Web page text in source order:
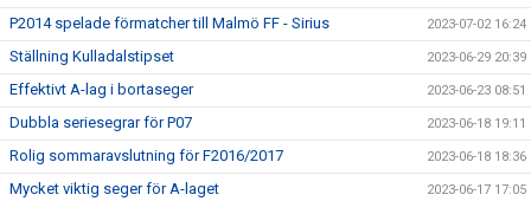
P2014 spelade förmatcher till Malmö FF - Sirius 2023-07-02 16:24
Ställning Kulladalstipset 2023-06-29 20:39
Effektivt A-lag i bortaseger 2023-06-23 08:51
Dubbla seriesegrar för P07 2023-06-18 19:11
Rolig sommaravslutning för F2016/2017 2023-06-18 18:36
Mycket viktig seger för A-laget 2023-06-17 17:05